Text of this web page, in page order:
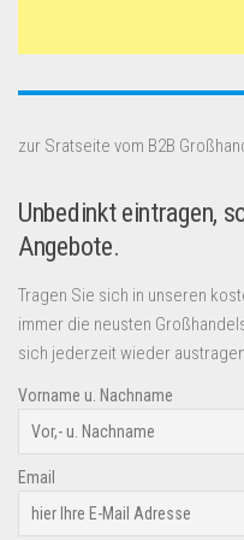
zur Sratseite vom B2B
Unbedinkt eintragen,
Angebote.
Tragen Sie sich in unseren
immer die neusten
sich jederzeit wieder
Vorname u. Nachname
Email